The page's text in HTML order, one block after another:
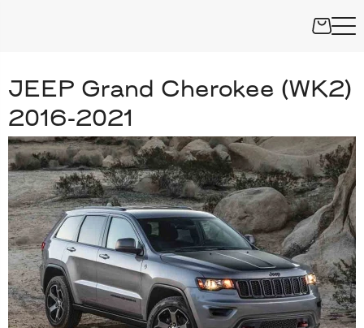
JEEP Grand Cherokee (WK2)
2016-2021